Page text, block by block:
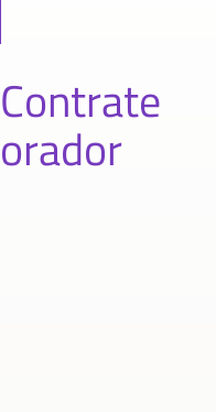
Contrate
orador